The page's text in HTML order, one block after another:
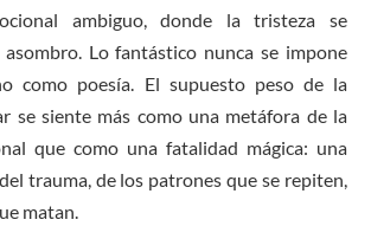
ambiguo, donde la tristeza se
Lo fantástico nunca se impone
como poesía. El supuesto peso de la
se siente más como una metáfora de la
que como una fatalidad mágica: una
trauma, de los patrones que se repiten,
matan.